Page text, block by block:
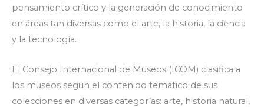
pensamiento crítico y la generación de conocimiento
en áreas tan diversas como el arte, la historia, la ciencia
y la tecnología.
El Consejo Internacional de Museos (ICOM) clasifica a
los museos según el contenido temático de sus
colecciones en diversas categorías: arte, historia natural,